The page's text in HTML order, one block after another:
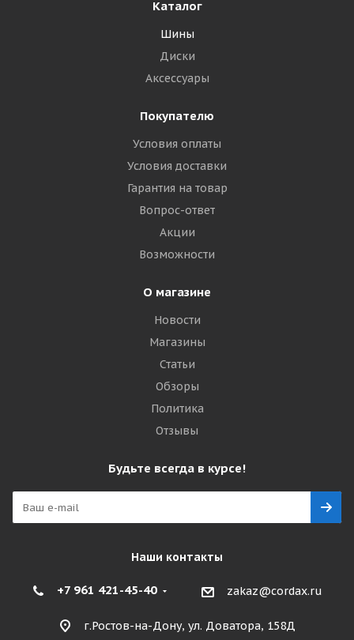
Каталог
Шины
Диски
Аксессуары
Покупателю
Условия оплаты
Условия доставки
Гарантия на товар
Вопрос-ответ
Акции
Возможности
О магазине
Новости
Магазины
Статьи
Обзоры
Политика
Отзывы
Будьте всегда в курсе!
Наши контакты
+7 961 421-45-40 zakaz@cordax.ru
г.Ростов-на-Дону, ул. Доватора, 158Д